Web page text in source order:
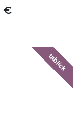
€
tablick